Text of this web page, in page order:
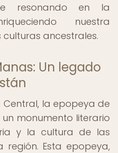
resonando en la
nuestra
ancestrales.
Un legado
Central, la epopeya de
monumento literario
y la cultura de las
Esta epopeya,